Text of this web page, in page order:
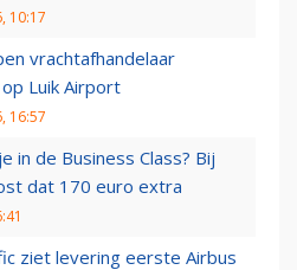
10:17
vrachtafhandelaar
Luik Airport
16:57
in de Business Class? Bij
dat 170 euro extra
ziet levering eerste Airbus